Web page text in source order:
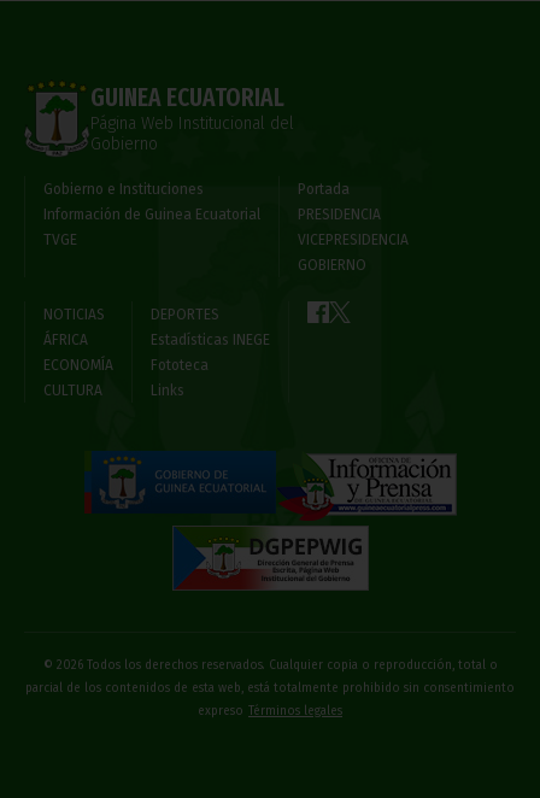
GUINEA ECUATORIAL
Página Web Institucional del
Gobierno
Gobierno e Instituciones
Información de Guinea Ecuatorial
TVGE
Portada
PRESIDENCIA
VICEPRESIDENCIA
GOBIERNO
NOTICIAS
ÁFRICA
ECONOMÍA
CULTURA
DEPORTES
Estadísticas INEGE
Fototeca
Links
© 2026 Todos los derechos reservados. Cualquier copia o reproducción, total o
parcial de los contenidos de esta web, está totalmente prohibido sin consentimiento
expreso Términos legales